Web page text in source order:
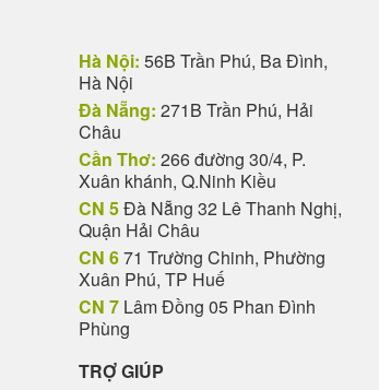
Hà Nội: 56B Trần Phú, Ba Đình,
Hà Nội
Đà Nẵng: 271B Trần Phú, Hải
Châu
Cần Thơ: 266 đường 30/4, P.
Xuân khánh, Q.Ninh Kiều
CN 5Đà Nẵng 32 Lê Thanh Nghị,
Quận Hải Châu
CN 671 Trường Chinh, Phường
Xuân Phú, TP Huế
CN 7 Lâm Đồng 05 Phan Đình
Phùng
TRỢ GIÚP